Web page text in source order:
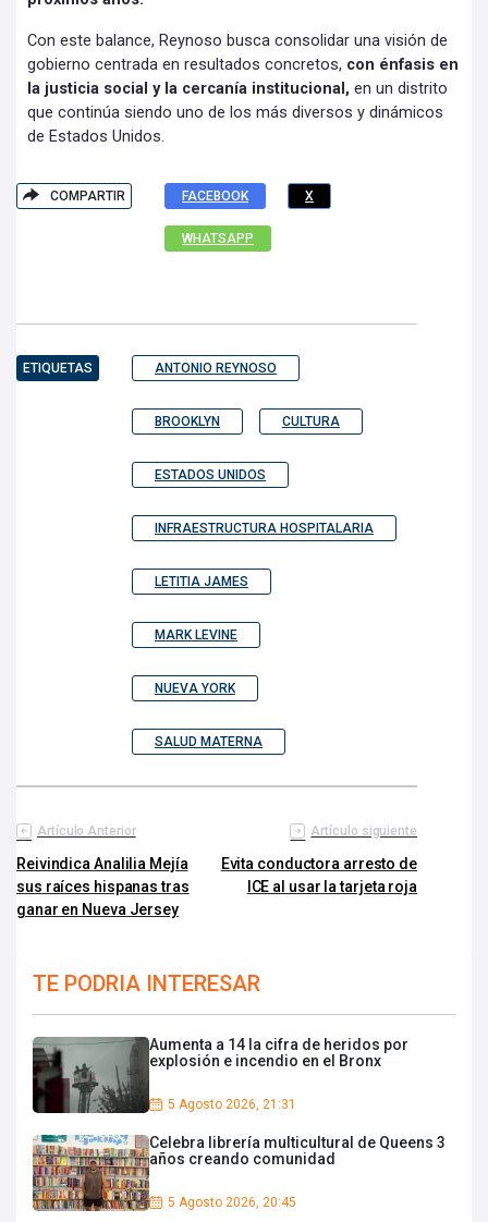
Con este balance, Reynoso busca consolidar una visión de
gobierno centrada en resultados concretos, con énfasis en
la justicia social y la cercanía institucional, en un distrito
que continúa siendo uno de los más diversos y dinámicos
de Estados Unidos.
COMPARTIR FACEBOOK X
WHATSAPP
ETIQUETAS ANTONIO REYNOSO
BROOKLYN CULTURA
ESTADOS UNIDOS
INFRAESTRUCTURA HOSPITALARIA
LETITIA JAMES
MARK LEVINE
NUEVA YORK
SALUD MATERNA
Artículo Anterior
Reivindica Analilia Mejía
sus raíces hispanas tras
ganar en Nueva Jersey
Artículo siguiente
Evita conductora arresto de
ICE al usar la tarjeta roja
TE PODRIA INTERESAR
Aumenta a 14 la cifra de heridos por
explosión e incendio en el Bronx
5 Agosto 2026, 21:31
Celebra librería multicultural de Queens 3
años creando comunidad
5 Agosto 2026, 20:45